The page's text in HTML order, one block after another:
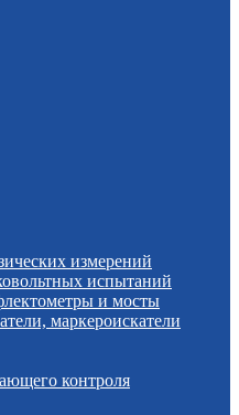
измерений
испытаний
и мосты
маркероискатели
контроля